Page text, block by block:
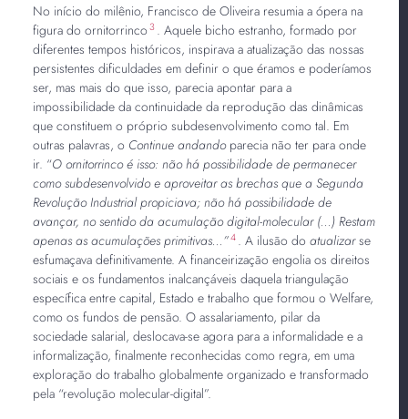
No início do milênio, Francisco de Oliveira resumia a ópera na
figura do ornitorrinco 3 . Aquele bicho estranho, formado por
diferentes tempos históricos, inspirava a atualização das nossas
persistentes dificuldades em definir o que éramos e poderíamos
ser, mas mais do que isso, parecia apontar para a
impossibilidade da continuidade da reprodução das dinâmicas
que constituem o próprio subdesenvolvimento como tal. Em
outras palavras, o Continue andandoparecia não ter para onde
ir. “O ornitorrinco é isso: não há possibilidade de permanecer
como subdesenvolvido e aproveitar as brechas que a Segunda
Revolução Industrial propiciava; não há possibilidade de
avançar, no sentido da acumulação digital-molecular (...) Restam
apenas as acumulações primitivas...”4 . A ilusão do atualizarse
esfumaçava definitivamente. A financeirização engolia os direitos
sociais e os fundamentos inalcançáveis daquela triangulação
específica entre capital, Estado e trabalho que formou o Welfare,
como os fundos de pensão. O assalariamento, pilar da
sociedade salarial, deslocava-se agora para a informalidade e a
informalização, finalmente reconhecidas como regra, em uma
exploração do trabalho globalmente organizado e transformado
pela “revolução molecular-digital”.